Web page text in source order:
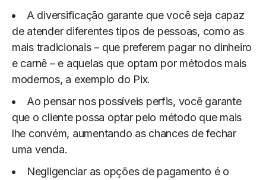
A diversificação garante que você seja capaz
de atender diferentes tipos de pessoas, como as
mais tradicionais – que preferem pagar no dinheiro
e carnê – e aquelas que optam por métodos mais
modernos, a exemplo do Pix.
Ao pensar nos possíveis perfis, você garante
que o cliente possa optar pelo método que mais
lhe convém, aumentando as chances de fechar
uma venda.
Negligenciar as opções de pagamento é o